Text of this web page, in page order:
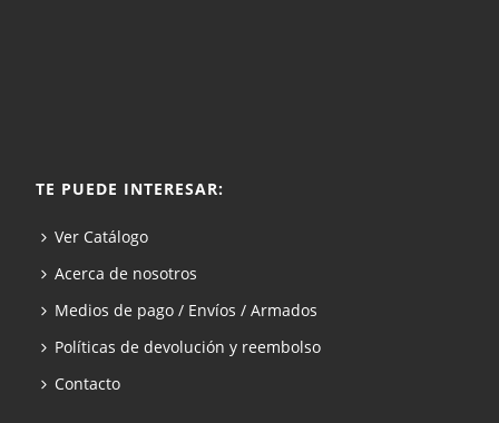
TE PUEDE INTERESAR:
Ver Catálogo
Acerca de nosotros
Medios de pago / Envíos / Armados
Políticas de devolución y reembolso
Contacto